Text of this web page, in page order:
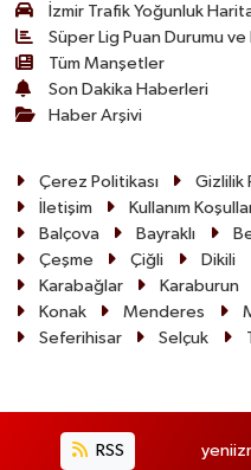
İzmir Trafik Yoğunluk
Süper Lig Puan Durumu ve
Tüm Manşetler
Son Dakika Haberleri
Haber Arşivi
Çerez Politikası Gizlilik
İletişim
Kullanım
Balçova
Bayraklı
Çeşme
Çiğli Dikili
Karabağlar
Karaburun
Konak
Menderes
Seferihisar
Selçuk
RSS